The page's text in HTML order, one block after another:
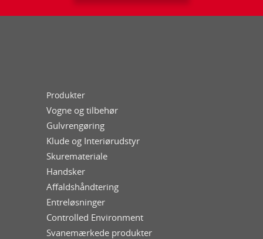
Produkter
Vogne og tilbehør
Gulvrengøring
Klude og Interiørudstyr
Skuremateriale
Handsker
Affaldshåndtering
Entreløsninger
Controlled Environment
Svanemærkede produkter